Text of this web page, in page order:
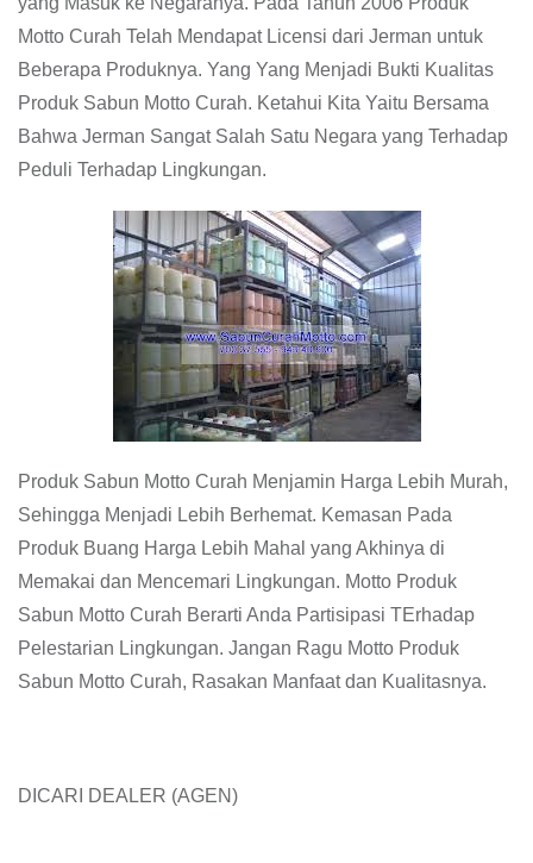
Motto Curah Telah Mendapat Licensi dari Jerman untuk
Beberapa Produknya. Yang Yang Menjadi Bukti Kualitas
Produk Sabun Motto Curah. Ketahui Kita Yaitu Bersama
Bahwa Jerman Sangat Salah Satu Negara yang Terhadap
Peduli Terhadap Lingkungan.
Produk Sabun Motto Curah Menjamin Harga Lebih Murah,
Sehingga Menjadi Lebih Berhemat. Kemasan Pada
Produk Buang Harga Lebih Mahal yang Akhinya di
Memakai dan Mencemari Lingkungan. Motto Produk
Sabun Motto Curah Berarti Anda Partisipasi TErhadap
Pelestarian Lingkungan. Jangan Ragu Motto Produk
Sabun Motto Curah, Rasakan Manfaat dan Kualitasnya.
DICARI DEALER (AGEN)